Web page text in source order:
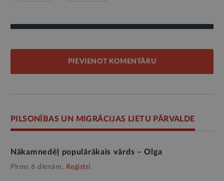
PIEVIENOT KOMENTĀRU
PILSONĪBAS UN MIGRĀCIJAS LIETU PĀRVALDE
Nākamnedēļ populārākais vārds – Olga
Pirms 6 dienām, Reģistri